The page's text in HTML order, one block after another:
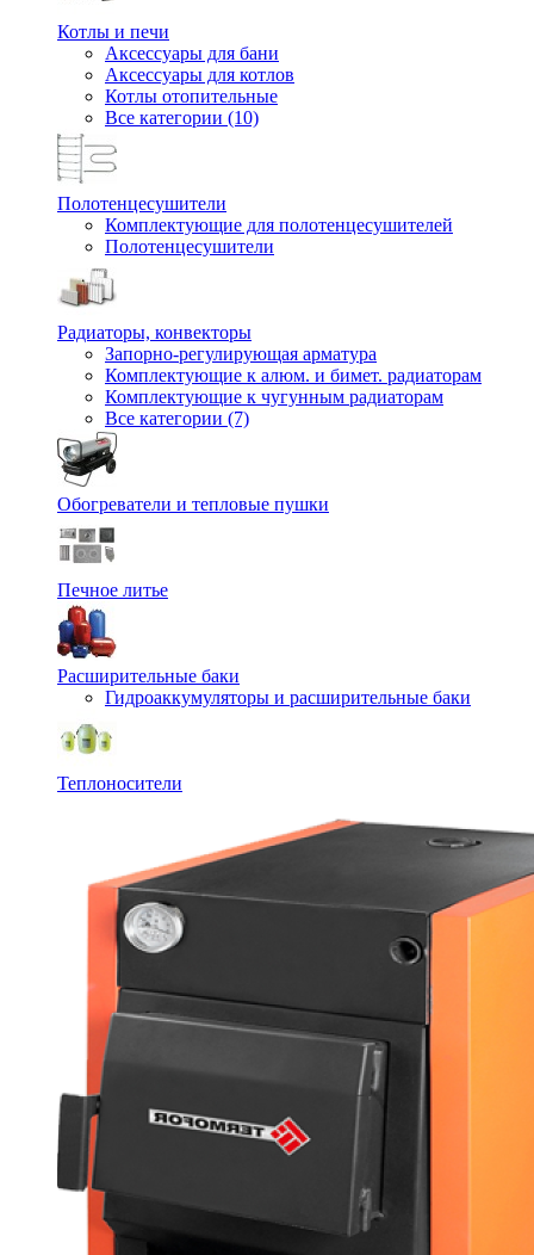
Котлы и печи
Аксессуары для бани
Аксессуары для котлов
Котлы отопительные
Все категории (10)
Полотенцесушители
Комплектующие для полотенцесушителей
Полотенцесушители
Радиаторы, конвекторы
Запорно-регулирующая арматура
Комплектующие к алюм. и бимет. радиаторам
Комплектующие к чугунным радиаторам
Все категории (7)
Обогреватели и тепловые пушки
Печное литье
Расширительные баки
Гидроаккумуляторы и расширительные баки
Теплоносители